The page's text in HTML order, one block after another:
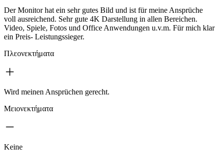
Der Monitor hat ein sehr gutes Bild und ist für meine Ansprüche
voll ausreichend. Sehr gute 4K Darstellung in allen Bereichen.
Video, Spiele, Fotos und Office Anwendungen u.v.m. Für mich klar
ein Preis- Leistungssieger.
Πλεονεκτήματα
Wird meinen Ansprüchen gerecht.
Μειονεκτήματα
Keine